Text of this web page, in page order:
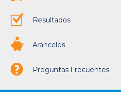
Resultados
Aranceles
Preguntas Frecuentes